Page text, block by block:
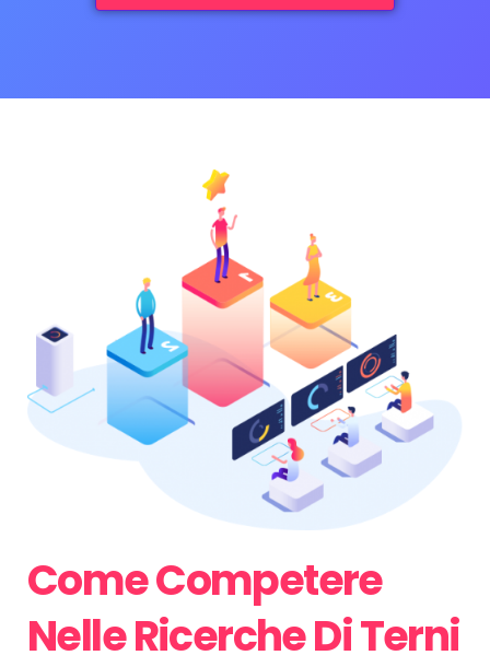
Come Competere
Nelle Ricerche Di Terni